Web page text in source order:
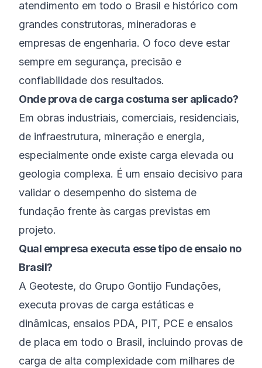
atendimento em todo o Brasil e histórico com
grandes construtoras, mineradoras e
empresas de engenharia. O foco deve estar
sempre em segurança, precisão e
confiabilidade dos resultados.
Onde prova de carga costuma ser aplicado?
Em obras industriais, comerciais, residenciais,
de infraestrutura, mineração e energia,
especialmente onde existe carga elevada ou
geologia complexa. É um ensaio decisivo para
validar o desempenho do sistema de
fundação frente às cargas previstas em
projeto.
Qual empresa executa esse tipo de ensaio no
Brasil?
A Geoteste, do Grupo Gontijo Fundações,
executa provas de carga estáticas e
dinâmicas, ensaios PDA, PIT, PCE e ensaios
de placa em todo o Brasil, incluindo provas de
carga de alta complexidade com milhares de